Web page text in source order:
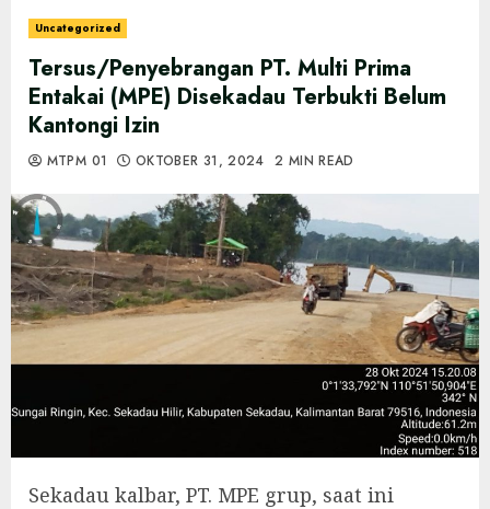
Uncategorized
Tersus/Penyebrangan PT. Multi Prima
Entakai (MPE) Disekadau Terbukti Belum
Kantongi Izin
MTPM 01 OKTOBER 31, 2024 2 MIN READ
Sekadau kalbar, PT. MPE grup, saat ini